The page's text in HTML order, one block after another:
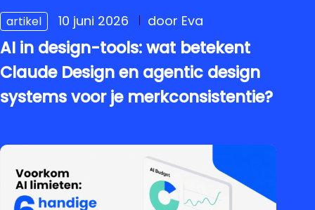
artikel 10 juni 2026 door Eva
AI in design-tools: wat betekent
Claude Design en agentic design
systems voor je merkconsistentie?